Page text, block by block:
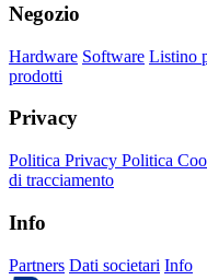
Negozio
Hardware Software Listino
prodotti
Privacy
Politica Privacy Politica
di tracciamento
Info
Partners Dati societari Info